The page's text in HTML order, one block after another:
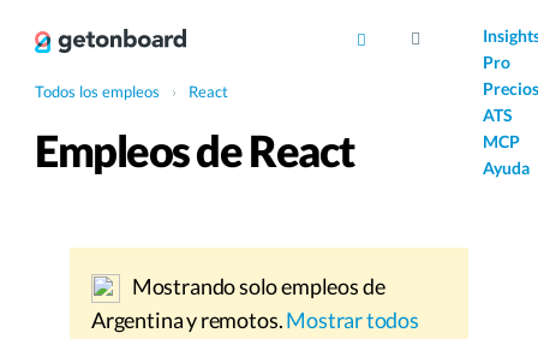
Pro
Precios
ATS
MCP
Ayuda
Todos los empleos › React
Empleos de React
Mostrando solo empleos de
Argentina y remotos.Mostrar todos